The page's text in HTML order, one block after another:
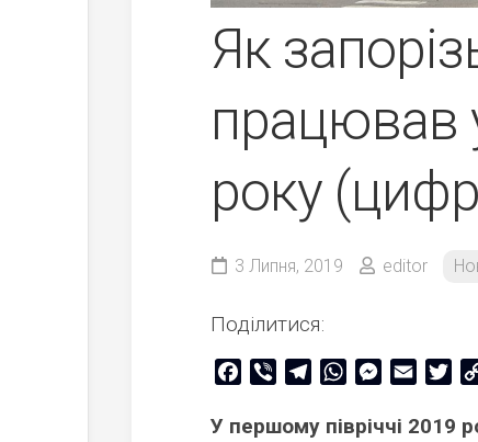
Як
працював
року
3 Липня, 2019 editor
Поділитися:
Facebook
Viber TelegramWhatsAppMessenger
Email
У першому півріччі 2019